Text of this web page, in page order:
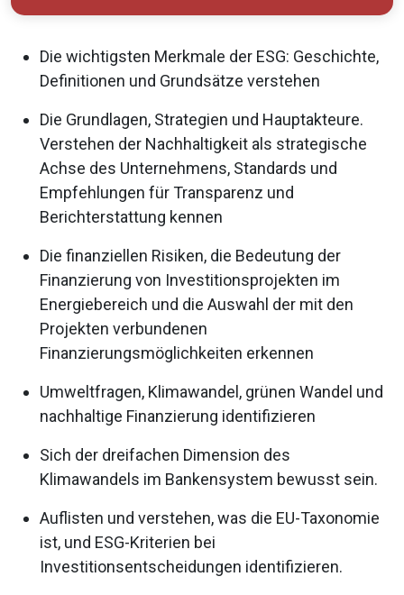
Die wichtigsten Merkmale der ESG: Geschichte,
Definitionen und Grundsätze verstehen
Die Grundlagen, Strategien und Hauptakteure.
Verstehen der Nachhaltigkeit als strategische
Achse des Unternehmens, Standards und
Empfehlungen für Transparenz und
Berichterstattung kennen
Die finanziellen Risiken, die Bedeutung der
Finanzierung von Investitionsprojekten im
Energiebereich und die Auswahl der mit den
Projekten verbundenen
Finanzierungsmöglichkeiten erkennen
Umweltfragen, Klimawandel, grünen Wandel und
nachhaltige Finanzierung identifizieren
Sich der dreifachen Dimension des
Klimawandels im Bankensystem bewusst sein.
Auflisten und verstehen, was die EU-Taxonomie
ist, und ESG-Kriterien bei
Investitionsentscheidungen identifizieren.